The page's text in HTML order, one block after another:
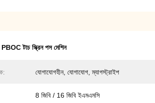
PBOC টাচ স্ক্রিন পস মেশিন
যোগাযোগহীন, যোগাযোগ, ম্যাগস্ট্রাইপ
8 জিবি / 16 জিবি ইএমএমসি